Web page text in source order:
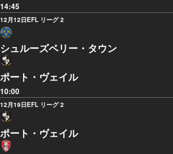
14:45
12月12日EFL リーグ 2
シュルーズベリー・タウン
ポート・ヴェイル
10:00
12月19日EFL リーグ 2
ポート・ヴェイル